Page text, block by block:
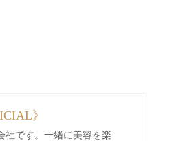
》
社です。一緒に美容を楽